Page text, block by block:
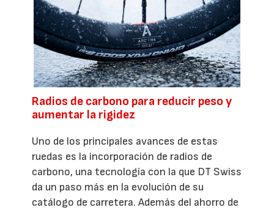
Radios de carbono para reducir peso y
aumentar la rigidez
Uno de los principales avances de estas
ruedas es la incorporación de radios de
carbono, una tecnología con la que DT Swiss
da un paso más en la evolución de su
catálogo de carretera. Además del ahorro de